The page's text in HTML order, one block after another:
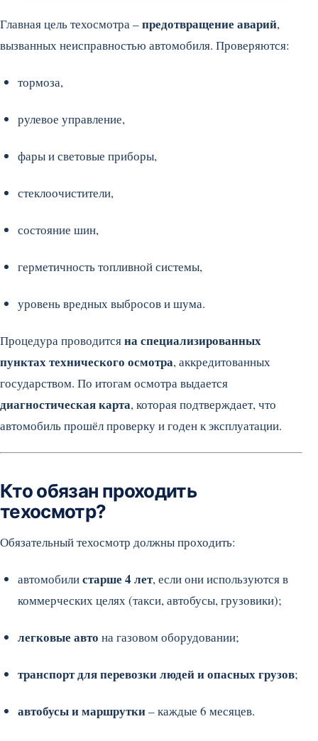
Главная цель техосмотра –предотвращение аварий,
вызванных неисправностью автомобиля. Проверяются:
тормоза,
рулевое управление,
фары и световые приборы,
стеклоочистители,
состояние шин,
герметичность топливной системы,
уровень вредных выбросов и шума.
Процедура проводитсяна специализированных
пунктах технического осмотра, аккредитованных
государством. По итогам осмотра выдается
диагностическая карта, которая подтверждает, что
автомобиль прошёл проверку и годен к эксплуатации.
Кто обязан проходить
техосмотр?
Обязательный техосмотр должны проходить:
автомобилистарше 4 лет, если они используются в
коммерческих целях (такси, автобусы, грузовики);
легковые авто на газовом оборудовании;
транспорт для перевозки людей и опасных грузов;
автобусы и маршрутки– каждые 6 месяцев.